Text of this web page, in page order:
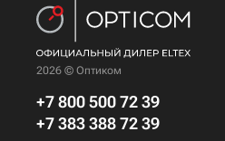
2026 © Оптиком
+7 800 500 72 39
+7 383 388 72 39